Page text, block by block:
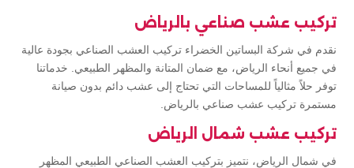
تركيب عشب صناعي بالرياض
نقدم في شركة البساتين الخضراء تركيب العشب الصناعي بجودة عالية
في جميع أنحاء الرياض، مع ضمان المتانة والمظهر الطبيعي. خدماتنا
توفر حلاً مثالياً للمساحات التي تحتاج إلى عشب دائم بدون صيانة
مستمرة تركيب عشب صناعي بالرياض.
تركيب عشب شمال الرياض
في شمال الرياض، نتميز بتركيب العشب الصناعي الطبيعي المظهر